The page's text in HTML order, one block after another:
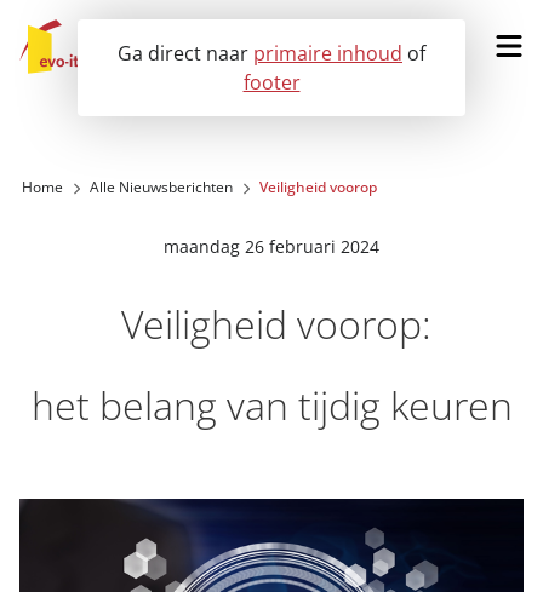
Ga direct naar primaire inhoud of
footer
Onze oplossingen
Voor wie?
Over ons
Home Alle Nieuwsberichten Veiligheid voorop
maandag 26 februari 2024
Veiligheid voorop:
het belang van tijdig keuren